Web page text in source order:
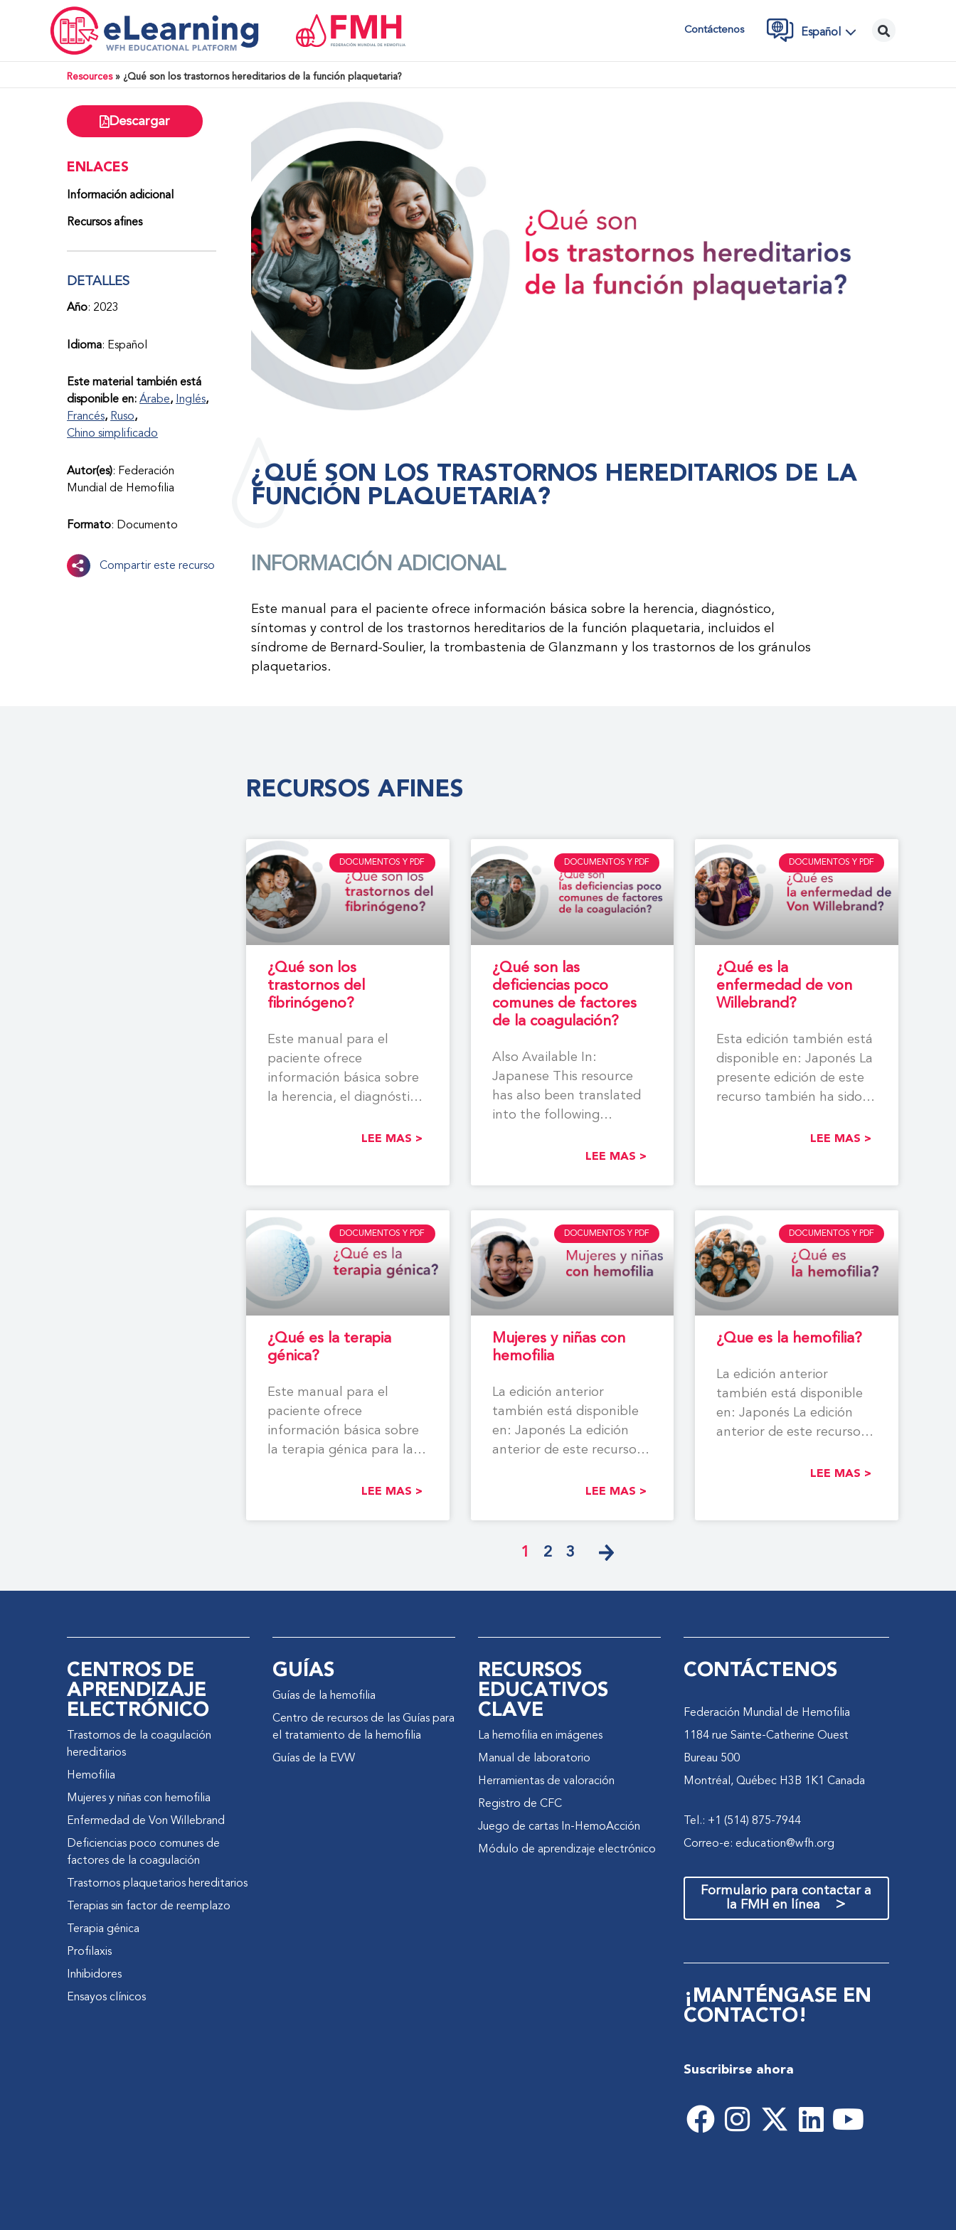
Contáctenos Español
Resources» ¿Qué son los trastornos hereditarios de la función plaquetaria?
Descargar
ENLACES
Información adicional
Recursos afines
DETALLES
Año: 2023
Idioma: Español
Este material también está
disponible en:Árabe
Inglés
Francés Ruso
Chino simplificado
Autor(es): Federación
Mundial de Hemofilia
Formato: Documento
Compartir este recurso
¿QUÉ SON LOS TRASTORNOS HEREDITARIOS DE LA
FUNCIÓN PLAQUETARIA?
INFORMACIÓN ADICIONAL
Este manual para el paciente ofrece información básica sobre la herencia, diagnóstico,
síntomas y control de los trastornos hereditarios de la función plaquetaria, incluidos el
síndrome de Bernard-Soulier, la trombastenia de Glanzmann y los trastornos de los gránulos
plaquetarios.
RECURSOS AFINES
DOCUMENTOS Y PDF
¿Qué son los
trastornos del
fibrinógeno?
Este manual para el
paciente ofrece
información básica sobre
la herencia, el diagnóstico,
tratamiento de losLEE MAS >
DOCUMENTOS Y PDF
¿Qué son las
deficiencias poco
comunes de factores
de la coagulación?
Also Available In:
Japanese This resource
has also been translated
into the following
permission from the WFH,
LEE MAS >
DOCUMENTOS Y PDF
¿Qué es la
enfermedad de von
Willebrand?
Esta edición también está
disponible en: Japonés La
presente edición de este
recurso también ha sido
LEE MAS >
DOCUMENTOS Y PDF
¿Qué es la terapia
génica?
Este manual para el
paciente ofrece
información básica sobre
la terapia génica para la
LEE MAS >
DOCUMENTOS Y PDF
Mujeres y niñas con
hemofilia
La edición anterior
también está disponible
en: Japonés La edición
anterior de este recurso
LEE MAS >
DOCUMENTOS Y PDF
¿Que es la hemofilia?
La edición anterior
también está disponible
en: Japonés La edición
anterior de este recurso
LEE MAS >
1 2 3
CENTROS DE
APRENDIZAJE
ELECTRÓNICO
Trastornos de la coagulación
hereditarios
Hemofilia
Mujeres y niñas con hemofilia
Enfermedad de Von Willebrand
Deficiencias poco comunes de
factores de la coagulación
Trastornos plaquetarios hereditarios
Terapias sin factor de reemplazo
Terapia génica
Profilaxis
Inhibidores
Ensayos clínicos
GUÍAS
Guías de la hemofilia
Centro de recursos de las Guías para
el tratamiento de la hemofilia
Guías de la EVW
RECURSOS
EDUCATIVOS
CLAVE
La hemofilia en imágenes
Manual de laboratorio
Herramientas de valoración
Registro de CFC
Juego de cartas In-HemoAcción
Módulo de aprendizaje electrónico
CONTÁCTENOS
Federación Mundial de Hemofilia
1184 rue Sainte-Catherine Ouest
Bureau 500
Montréal, Québec H3B 1K1 Canada
Tel.: +1 (514) 875-7944
Correo-e: education@wfh.org
Formulario para contactar a
la FMH en línea
>
¡MANTÉNGASE EN
CONTACTO!
Suscribirse ahora